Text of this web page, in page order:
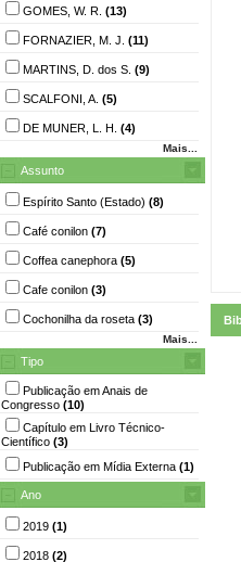
GOMES, W. R. (13)
FORNAZIER, M. J. (11)
MARTINS, D. dos S. (9)
SCALFONI, A. (5)
DE MUNER, L. H. (4)
Mais...
Assunto
Espírito Santo (Estado) (8)
Café conilon (7)
Coffea canephora (5)
Cafe conilon (3)
Cochonilha da roseta (3)
Mais...
Tipo
Publicação em Anais de
Congresso (10)
Capítulo em Livro Técnico-
Científico (3)
Publicação em Mídia Externa (1)
Ano
2019 (1)
2018 (2)